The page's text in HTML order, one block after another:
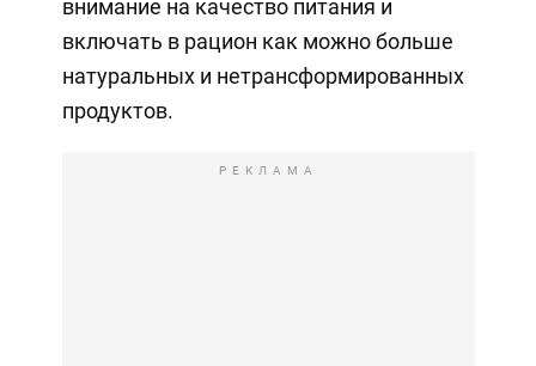
внимание на качество питания и
включать в рацион как можно больше
натуральных и нетрансформированных
продуктов.
РЕКЛАМА